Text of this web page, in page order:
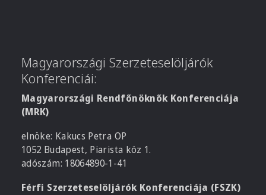
Magyarországi Szerzeteselöljárók
Konferenciái:
Magyarországi Rendfőnöknők Konferenciája
(MRK)
elnöke: Kakucs Petra OP
1052 Budapest, Piarista köz 1.
adószám: 18064890-1-41
Férfi Szerzeteselöljárók Konferenciája (FSZK)